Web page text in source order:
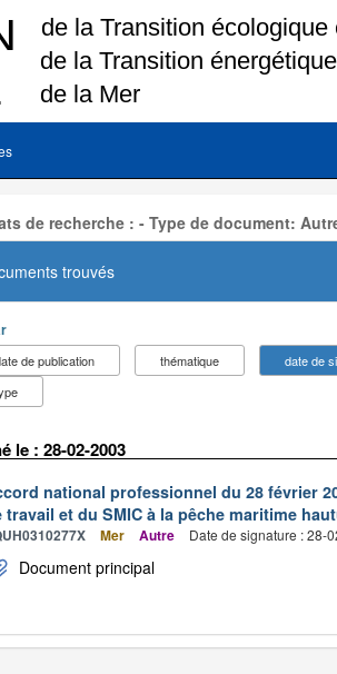
de recherche : - Type de document:
trouvés
de publication thématique
date de
le : 28-02-2003
national professionnel du 28 février
travail et du SMIC à la pêche maritime
Mer Autre Date de signature : 28-
Document principal